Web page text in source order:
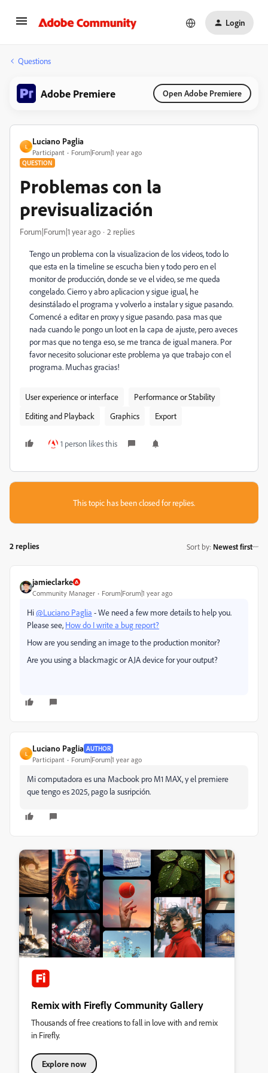
Login
Questions
Adobe Premiere Open Adobe Premiere
L
Luciano Paglia
Participant Forum|Forum|1 year ago
QUESTION
Problemas con la
previsualización
Forum|Forum|1 year ago 2 replies
Tengo un problema con la visualizacion de los videos, todo lo
que esta en la timeline se escucha bien y todo pero en el
monitor de producción, donde se ve el video, se me queda
congelado. Cierro y abro aplicacion y sigue igual, he
desinstálado el programa y volverlo a instalar y sigue pasando.
Comencé a editar en proxy y sigue pasando. pasa mas que
nada cuando le pongo un loot en la capa de ajuste, pero aveces
por mas que no tenga eso, se me tranca de igual manera. Por
favor necesito solucionar este problema ya que trabajo con el
programa. Muchas gracias!
User experience or interface
Performance or Stability
Editing and Playback
Graphics Export
1 person likes this
This topic has been closed for replies.
2 replies Sort by: Newest first
jamieclarke
Community Manager Forum|Forum|1 year ago
Hi@Luciano Paglia - We need a few more details to help you.
Please see, How do I write a bug report?
How are you sending an image to the production monitor?
Are you using a blackmagic or AJA device for your output?
L
Luciano Paglia AUTHOR
Participant Forum|Forum|1 year ago
Mi computadora es una Macbook pro M1 MAX, y el premiere
que tengo es 2025, pago la susripción.
Remix with Firefly Community Gallery
Thousands of free creations to fall in love with and remix
in Firefly.
Explore now